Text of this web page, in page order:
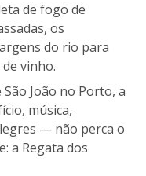
de fogo de
os
do rio para
vinho.
João no Porto, a
música,
— não perca o
a Regata dos